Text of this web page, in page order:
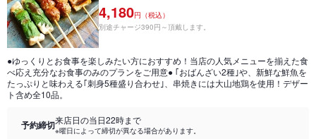
4,180円（税込）
別途チャージ390円～頂戴します。
●ゆっくりとお食事を楽しみたい方におすすめ！当店の人気メニューを揃えた食
べ応え充分なお食事のみのプランをご用意● ｢おばんざい2種｣や、新鮮な鮮魚を
たっぷりと味わえる｢刺身5種盛り合わせ｣、串焼きには大山地鶏を使用！デザー
ト含め全10品。
予約締切来店日の当日22時まで
※曜日によって締切が異なる場合があります。